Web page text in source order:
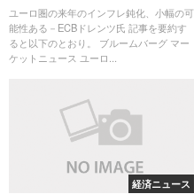
レンツ氏
ユーロ圏の来年のインフレ鈍化、小幅の可
能性ある－ECBドレンツ氏 記事を要約す
ると以下のとおり。 ブルームバーグ マー
ケットニュース ユーロ...
経済ニュース